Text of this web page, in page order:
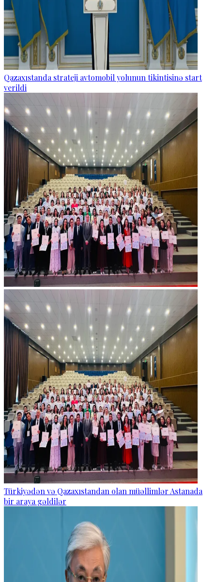
Qazaxıstanda strateji avtomobil yolunun tikintisinə start
verildi
Türkiyədən və Qazaxıstandan olan müəllimlər Astanada
bir araya gəldilər